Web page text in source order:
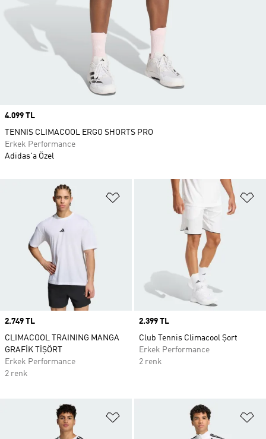
Favori Listesine Ekle
Price
2.749 TL
CLIMACOOL TRAINING MANGA
GRAFİK TİŞÖRT
Erkek Performance
2 renk
Price
2.399 TL
Club Tennis Climacool Şort
Erkek Performance
2 renk
Favori Listesine Ekle
Price
4.099 TL
TENNIS CLIMACOOL ERGO SHORTS PRO
Erkek Performance
Adidas'a Özel